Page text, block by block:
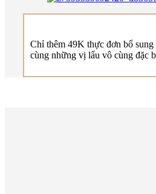
Chỉ thêm 49K thực đơn bổ
cùng những vị lẩu vô cùng đặc